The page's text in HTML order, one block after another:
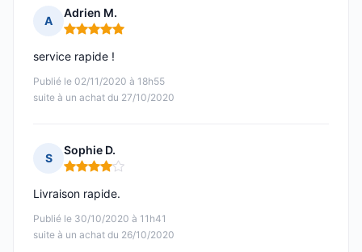
A
Adrien M.
Note : 5 sur 5
Publié le 02/11/2020 à 18h55
suite à un achat du 27/10/2020
service rapide !
S
Sophie D.
Note : 4 sur 5
Publié le 30/10/2020 à 11h41
suite à un achat du 26/10/2020
Livraison rapide.